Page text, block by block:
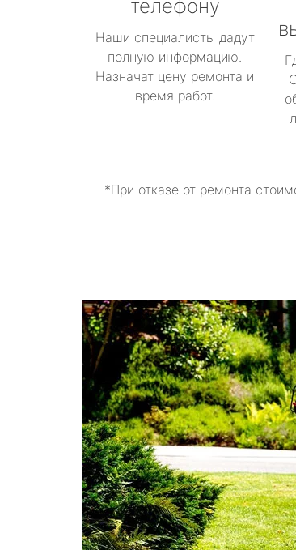
телефону
Наши специалисты дадут
полную информацию.
Назначат цену ремонта и
время работ.
*При отказе от ремонта